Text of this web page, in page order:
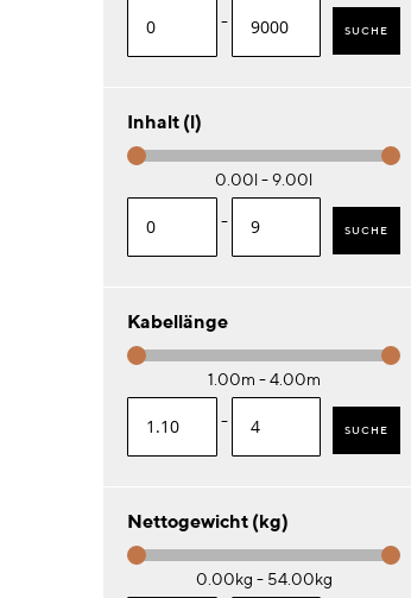
- SUCHE
Inhalt (l)
0.00l - 9.00l
- SUCHE
Kabellänge
1.00m - 4.00m
- SUCHE
Nettogewicht (kg)
0.00kg - 54.00kg